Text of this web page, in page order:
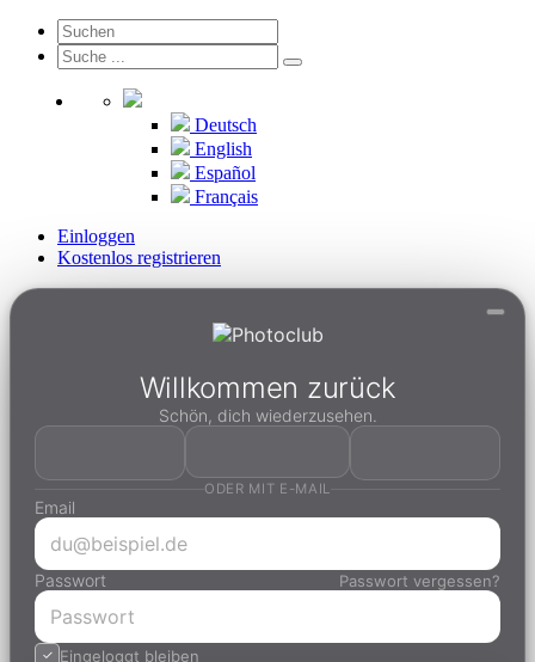
Deutsch
English
Español
Français
Einloggen
Kostenlos registrieren
Willkommen zurück
Schön, dich wiederzusehen.
ODER MIT E-MAIL
Email
Passwort Passwort vergessen?
Eingeloggt bleiben